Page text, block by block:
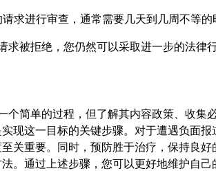
求进行审查，通常需要几天到几周不等的
求被拒绝，您仍然可以采取进一步的法律行
个简单的过程，但了解其内容政策、收集
现这一目标的关键步骤。对于遭遇负面报
关重要。同时，预防胜于治疗，保持良好
。通过上述步骤，您可以更好地维护自己